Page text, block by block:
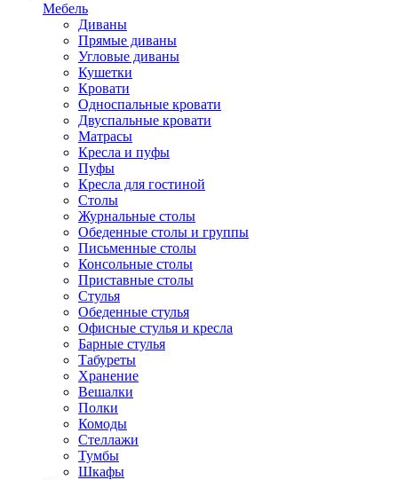
Мебель
Диваны
Прямые диваны
Угловые диваны
Кушетки
Кровати
Односпальные кровати
Двуспальные кровати
Матрасы
Кресла и пуфы
Пуфы
Кресла для гостиной
Столы
Журнальные столы
Обеденные столы и группы
Письменные столы
Консольные столы
Приставные столы
Стулья
Обеденные стулья
Офисные стулья и кресла
Барные стулья
Табуреты
Хранение
Вешалки
Полки
Комоды
Стеллажи
Тумбы
Шкафы